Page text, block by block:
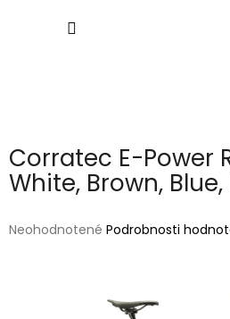
Corratec E-Power
White, Brown,
Priemerné
Neohodnotené Podrobnosti